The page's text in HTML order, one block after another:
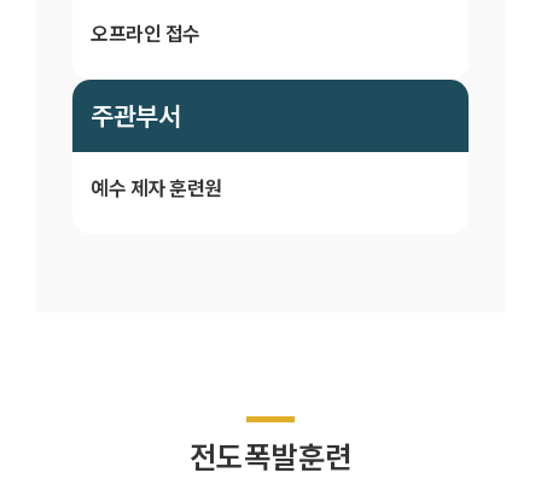
오프라인 접수
주관부서
예수 제자 훈련원
전도폭발훈련